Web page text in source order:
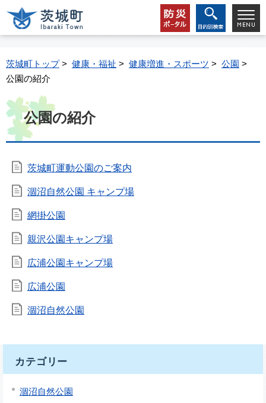
茨城町トップ> 健康・福祉 > 健康増進・スポーツ > 公園 >
公園の紹介
公園の紹介
茨城町運動公園のご案内
涸沼自然公園 キャンプ場
網掛公園
親沢公園キャンプ場
広浦公園キャンプ場
広浦公園
涸沼自然公園
カテゴリー
涸沼自然公園